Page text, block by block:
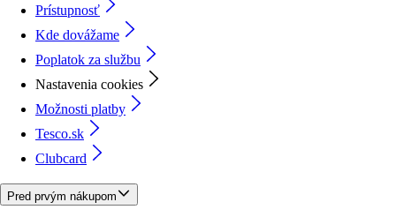
Prístupnosť
Kde dovážame
Poplatok za službu
Nastavenia cookies
Možnosti platby
Tesco.sk
Clubcard
Pred prvým nákupom